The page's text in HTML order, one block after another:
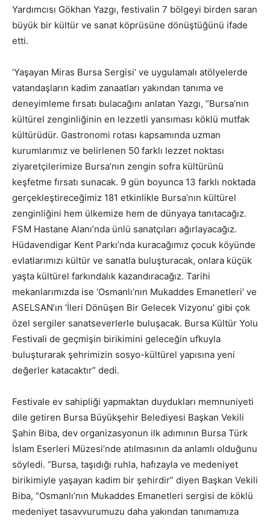
Yardımcısı Gökhan Yazgı, festivalin 7 bölgeyi birden saran
büyük bir kültür ve sanat köprüsüne dönüştüğünü ifade
etti.
‘Yaşayan Miras Bursa Sergisi’ ve uygulamalı atölyelerde
vatandaşların kadim zanaatları yakından tanıma ve
deneyimleme fırsatı bulacağını anlatan Yazgı, “Bursa’nın
kültürel zenginliğinin en lezzetli yansıması köklü mutfak
kültürüdür. Gastronomi rotası kapsamında uzman
kurumlarımız ve belirlenen 50 farklı lezzet noktası
ziyaretçilerimize Bursa’nın zengin sofra kültürünü
keşfetme fırsatı sunacak. 9 gün boyunca 13 farklı noktada
gerçekleştireceğimiz 181 etkinlikle Bursa’nın kültürel
zenginliğini hem ülkemize hem de dünyaya tanıtacağız.
FSM Hastane Alanı’nda ünlü sanatçıları ağırlayacağız.
Hüdavendigar Kent Parkı’nda kuracağımız çocuk köyünde
evlatlarımızı kültür ve sanatla buluşturacak, onlara küçük
yaşta kültürel farkındalık kazandıracağız. Tarihi
mekanlarımızda ise ‘Osmanlı’nın Mukaddes Emanetleri’ ve
ASELSAN’ın ‘İleri Dönüşen Bir Gelecek Vizyonu’ gibi çok
özel sergiler sanatseverlerle buluşacak. Bursa Kültür Yolu
Festivali de geçmişin birikimini geleceğin ufkuyla
buluşturarak şehrimizin sosyo-kültürel yapısına yeni
değerler katacaktır” dedi.
Festivale ev sahipliği yapmaktan duydukları memnuniyeti
dile getiren Bursa Büyükşehir Belediyesi Başkan Vekili
Şahin Biba, dev organizasyonun ilk adımının Bursa Türk
İslam Eserleri Müzesi’nde atılmasının da anlamlı olduğunu
söyledi. “Bursa, taşıdığı ruhla, hafızayla ve medeniyet
birikimiyle yaşayan kadim bir şehirdir” diyen Başkan Vekili
Biba, “Osmanlı’nın Mukaddes Emanetleri sergisi de köklü
medeniyet tasavvurumuzu daha yakından tanımamıza